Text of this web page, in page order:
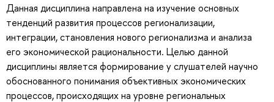
Данная дисциплина направлена на изучение основных
тенденций развития процессов регионализации,
интеграции, становления нового регионализма и анализа
его экономической рациональности. Целью данной
дисциплины является формирование у слушателей научно
обоснованного понимания объективных экономических
процессов, происходящих на уровне региональных